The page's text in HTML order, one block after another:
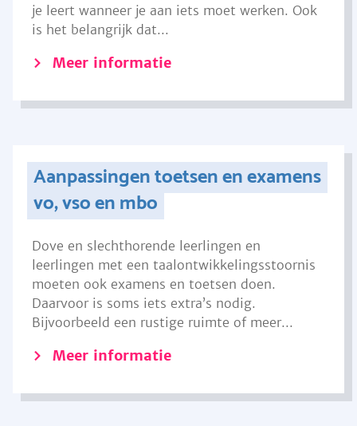
je leert wanneer je aan iets moet werken. Ook
is het belangrijk dat...
Meer informatie
Aanpassingen toetsen en examens
vo, vso en mbo
Dove en slechthorende leerlingen en
leerlingen met een taalontwikkelingsstoornis
moeten ook examens en toetsen doen.
Daarvoor is soms iets extra’s nodig.
Bijvoorbeeld een rustige ruimte of meer...
Meer informatie